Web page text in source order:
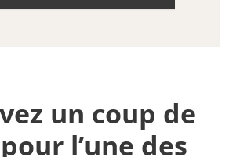
un coup de
l’une des